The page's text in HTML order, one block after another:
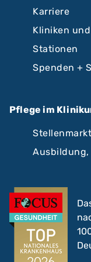
Karriere
Kliniken
Stationen
Spenden +
Pflege im
Stellenmarkt